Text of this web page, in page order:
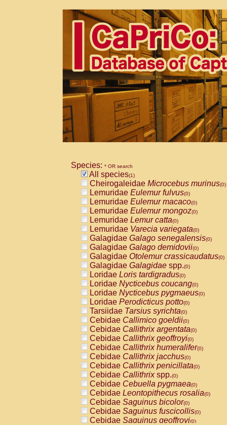
Species: * OR search
All species(1)
Cheirogaleidae Microcebus murinus(0)
Lemuridae Eulemur fulvus(0)
Lemuridae Eulemur macaco(0)
Lemuridae Eulemur mongoz(0)
Lemuridae Lemur catta(0)
Lemuridae Varecia variegata(0)
Galagidae Galago senegalensis(0)
Galagidae Galago demidovii(0)
Galagidae Otolemur crassicaudatus(0)
Galagidae Galagidae spp.(0)
Loridae Loris tardigradus(0)
Loridae Nycticebus coucang(0)
Loridae Nycticebus pygmaeus(0)
Loridae Perodicticus potto(0)
Tarsiidae Tarsius syrichta(0)
Cebidae Callimico goeldii(0)
Cebidae Callithrix argentata(0)
Cebidae Callithrix geoffroyi(0)
Cebidae Callithrix humeralifer(0)
Cebidae Callithrix jacchus(0)
Cebidae Callithrix penicillata(0)
Cebidae Callithrixspp.(0)
Cebidae Cebuella pygmaea(0)
Cebidae Leontopithecus rosalia(0)
Cebidae Saguinus bicolor(0)
Cebidae Saguinus fuscicollis(0)
Cebidae Saguinus geoffroyi(0)